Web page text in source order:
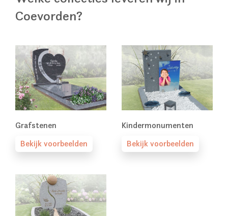
Coevorden?
Grafstenen
Bekijk voorbeelden
Kindermonumenten
Bekijk voorbeelden